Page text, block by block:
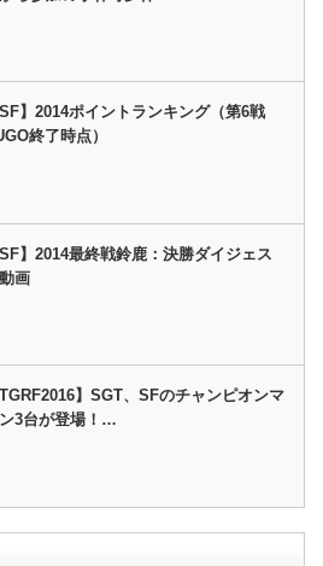
SF】2014ポイントランキング（第6戦
終了時点）
SF】2014最終戦鈴鹿：決勝ダイジェス
画
TGRF2016】SGT、SFのチャンピオンマ
3台が登場！…